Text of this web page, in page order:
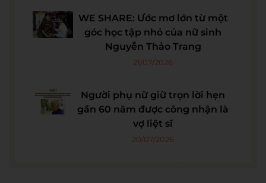
WE SHARE: Ước mơ lớn từ một
góc học tập nhỏ của nữ sinh
Nguyễn Thảo Trang
21/07/2026
Người phụ nữ giữ trọn lời hẹn
gần 60 năm được công nhận là
vợ liệt sĩ
20/07/2026